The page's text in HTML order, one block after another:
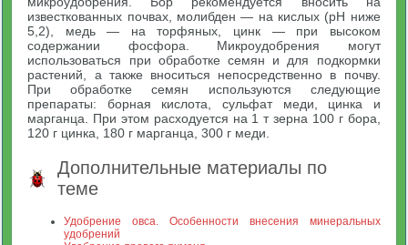
известкованных почвах, молибден — на кислых (рН ниже
5,2), медь — на торфяных, цинк — при высоком
содержании фосфора. Микроудобрения могут
использоваться при обработке семян и для подкормки
растений, а также вноситься непосредственно в почву.
При обработке семян используются следующие
препараты: борная кислота, сульфат меди, цинка и
марганца. При этом расходуется на 1 т зерна 100 г бора,
120 г цинка, 180 г марганца, 300 г меди.
Дополнительные материалы по
теме
Удобрение овса. Особенности внесения минеральных
удобрений